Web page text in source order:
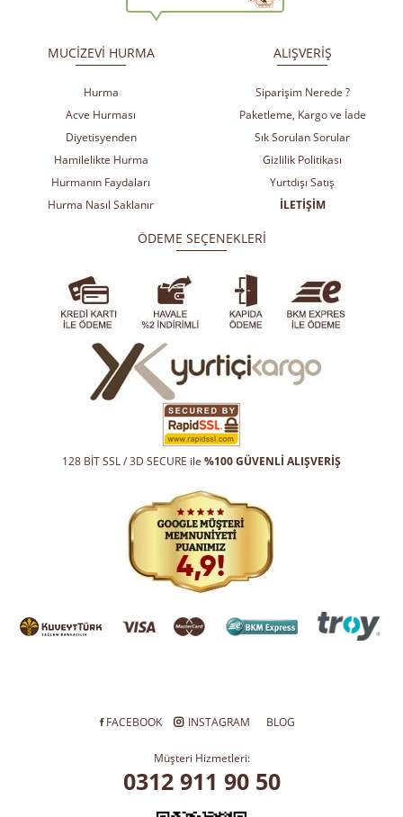
MUCİZEVİ HURMA ALIŞVERİŞ
Hurma
Siparişim Nerede ?
Acve Hurması
Paketleme, Kargo ve İade
Diyetisyenden
Sık Sorulan Sorular
Hamilelikte Hurma
Gizlilik Politikası
Hurmanın Faydaları
Yurtdışı Satış
Hurma Nasıl Saklanır
İLETİŞİM
ÖDEME SEÇENEKLERİ
128 BİT SSL / 3D SECURE ile %100 GÜVENLİ ALIŞVERİŞ
FACEBOOK INSTAGRAM BLOG
Müşteri Hizmetleri:
0312 911 90 50